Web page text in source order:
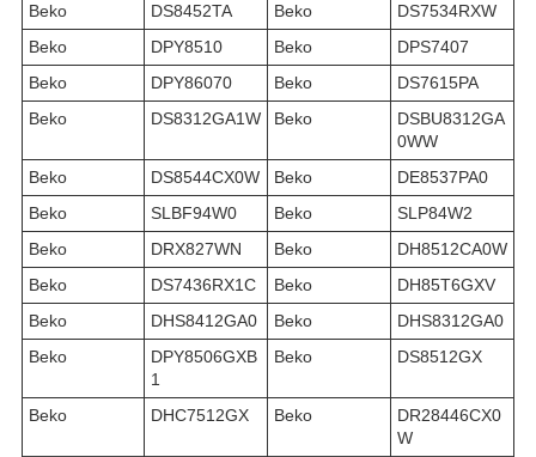
Beko
DS8452TA Beko
DS7534RXW
Beko
DPY8510 Beko
DPS7407
Beko
DPY86070 Beko
DS7615PA
Beko
DS8312GA1W Beko
DSBU8312GA
0WW
Beko
DS8544CX0W Beko
DE8537PA0
Beko
SLBF94W0 Beko
SLP84W2
Beko
DRX827WN Beko
DH8512CA0W
Beko
DS7436RX1C Beko
DH85T6GXV
Beko
DHS8412GA0 Beko
DHS8312GA0
Beko
DPY8506GXB
1
Beko DS8512GX
Beko DHC7512GX Beko
DR28446CX0
W